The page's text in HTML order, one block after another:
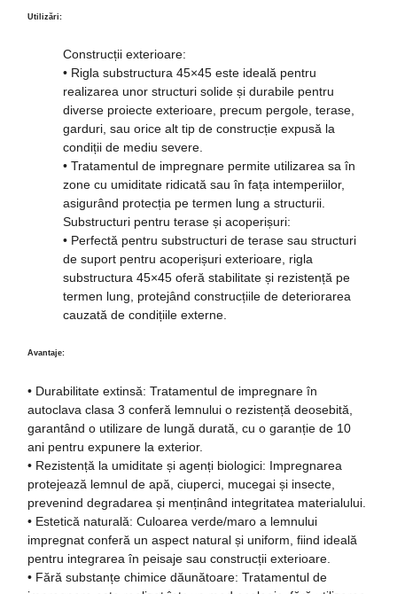
Utilizări:
Construcții exterioare:
• Rigla substructura 45×45 este ideală pentru
realizarea unor structuri solide și durabile pentru
diverse proiecte exterioare, precum pergole, terase,
garduri, sau orice alt tip de construcție expusă la
condiții de mediu severe.
• Tratamentul de impregnare permite utilizarea sa în
zone cu umiditate ridicată sau în fața intemperiilor,
asigurând protecția pe termen lung a structurii.
Substructuri pentru terase și acoperișuri:
• Perfectă pentru substructuri de terase sau structuri
de suport pentru acoperișuri exterioare, rigla
substructura 45×45 oferă stabilitate și rezistență pe
termen lung, protejând construcțiile de deteriorarea
cauzată de condițiile externe.
Avantaje:
• Durabilitate extinsă: Tratamentul de impregnare în
autoclava clasa 3 conferă lemnului o rezistență deosebită,
garantând o utilizare de lungă durată, cu o garanție de 10
ani pentru expunere la exterior.
• Rezistență la umiditate și agenți biologici: Impregnarea
protejează lemnul de apă, ciuperci, mucegai și insecte,
prevenind degradarea și menținând integritatea materialului.
• Estetică naturală: Culoarea verde/maro a lemnului
impregnat conferă un aspect natural și uniform, fiind ideală
pentru integrarea în peisaje sau construcții exterioare.
• Fără substanțe chimice dăunătoare: Tratamentul de